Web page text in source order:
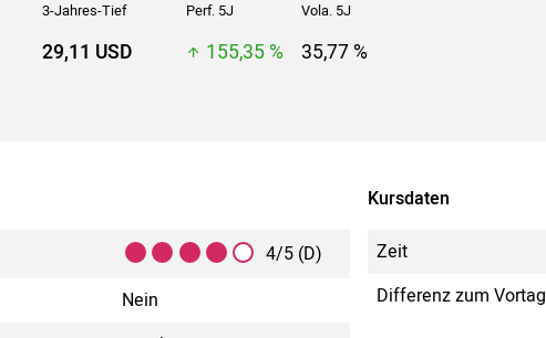
3-Jahres-Tief Perf. 5J Vola. 5J
29,11 USD 155,35 % 35,77 %
4/5 (D)
Nein
Kursdaten
Zeit
Differenz zum Vortag